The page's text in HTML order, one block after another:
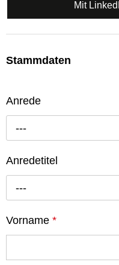
Mit
Stammdaten
Anrede
---
Anredetitel
---
Vorname *